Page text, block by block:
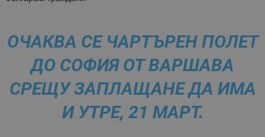
ОЧАКВА СЕ ЧАРТЪРЕН ПОЛЕТ
ДО СОФИЯ ОТ ВАРШАВА
СРЕЩУ ЗАПЛАЩАНЕ ДА ИМА
И УТРЕ, 21 МАРТ.